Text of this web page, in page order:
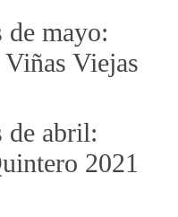
mayo:
Viejas
de abril:
2021